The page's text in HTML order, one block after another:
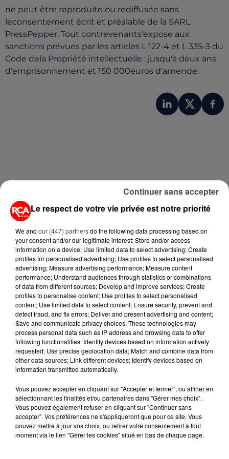
ne peut être reproduite ou rediffusée sans
leconsentement écrit et préalable de la SARL
PressPepper. Tout contrevenants'expose aux
sanctions prévues par les articles L 122-4 et L 335-3 du
Code dela Propriété intellectuelle : jusqu'à deux ans
d'emprisonnement et 150 000euros d'amende.
A LIRE AUSSI...
7 août 2026
PETIT-DÉJEUNER : EST-IL
VRAIMENT OBLIGATOIRE DE
MANGER LE MATIN ?
7 août 2026
WEEK-END ROUGE SUR LES
ROUTES : LE GRAND OUEST SE
PRÉPARE À UN...
6 août 2026
MÉGOTS ET FEUX DE FORÊT : LES
INDUSTRIELS DU TABAC BIENTÔT
6 août 2026
CANICULE : POURQUOI LES
BOUTEILLES D'EAU
DISPARAISSENT DES RAYONS...
Le respect de votre vie privée est notre priorité
We and our (447) partnersdo the following data processing based on
your consent and/or our legitimate interest: Store and/or access
information on a device; Use limited data to select advertising; Create
profiles for personalised advertising; Use profiles to select personalised
advertising; Measure advertising performance; Measure content
performance; Understand audiences through statistics or combinations
of data from different sources; Develop and improve services; Create
profiles to personalise content; Use profiles to select personalised
content; Use limited data to select content; Ensure security, prevent and
detect fraud, and fix errors; Deliver and present advertising and content;
Save and communicate privacy choices. These technologies may
process personal data such as IP address and browsing data to offer
following functionalities: Identify devices based on information actively
requested; Use precise geolocation data; Match and combine data from
other data sources; Link different devices; Identify devices based on
information transmitted automatically.
Vous pouvez accepter en cliquant sur "Accepter et fermer", ou affiner en
sélectionnant les finalités et/ou partenaires dans "Gérer mes choix".
Vous pouvez également refuser en cliquant sur "Continuer sans
accepter". Vos préférences ne s'appliqueront que pour ce site. Vous
pouvez mettre à jour vos choix, ou retirer votre consentement à tout
moment via le lien "Gérer les cookies" situé en bas de chaque page.
Continuer sans accepter